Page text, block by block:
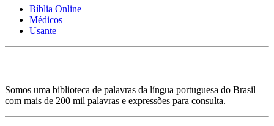
Bíblia Online
Médicos
Usante
Somos uma biblioteca de palavras da língua portuguesa do Brasil
com mais de 200 mil palavras e expressões para consulta.